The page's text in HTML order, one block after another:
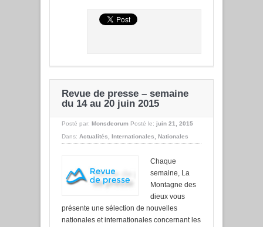
Revue de presse – semaine
du 14 au 20 juin 2015
Posté par: Monsdeorum Posté le: juin 21, 2015
Dans: Actualités, Internationales, Nationales
Chaque
semaine, La
Montagne des
dieux vous
présente une sélection de nouvelles
nationales et internationales concernant les